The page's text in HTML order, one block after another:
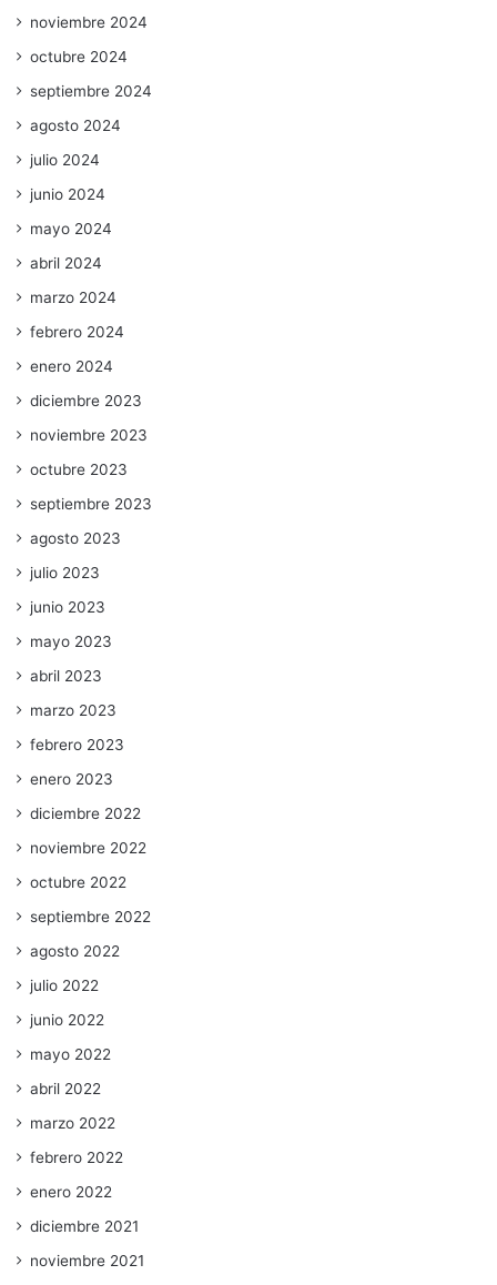
noviembre 2024
octubre 2024
septiembre 2024
agosto 2024
julio 2024
junio 2024
mayo 2024
abril 2024
marzo 2024
febrero 2024
enero 2024
diciembre 2023
noviembre 2023
octubre 2023
septiembre 2023
agosto 2023
julio 2023
junio 2023
mayo 2023
abril 2023
marzo 2023
febrero 2023
enero 2023
diciembre 2022
noviembre 2022
octubre 2022
septiembre 2022
agosto 2022
julio 2022
junio 2022
mayo 2022
abril 2022
marzo 2022
febrero 2022
enero 2022
diciembre 2021
noviembre 2021